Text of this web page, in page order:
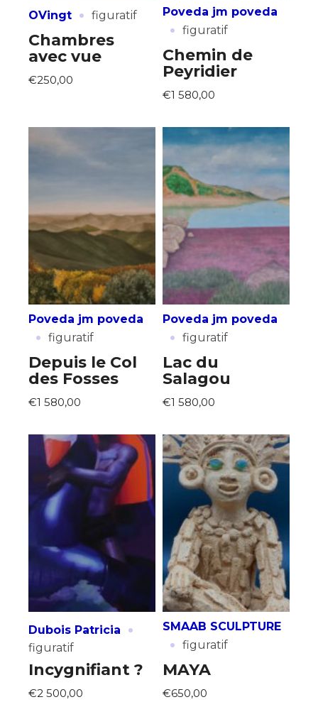
Statut / Organisation
J'accepte lestermes et conditions
* Champ obligatoire
Adresse email*
Prénom
Statut / Organisation
termes et conditions
* Champ obligatoire
OVingt · figuratif
Chambres
avec vue
€250,00
Poveda jm poveda
· figuratif
Chemin de
Peyridier
€1 580,00
Poveda jm poveda
· figuratif
Depuis le Col
des Fosses
€1 580,00
Poveda jm poveda
· figuratif
Lac du
Salagou
€1 580,00
Dubois Patricia ·
figuratif
Incygnifiant ?
€2 500,00
SMAAB SCULPTURE
· figuratif
MAYA
€650,00